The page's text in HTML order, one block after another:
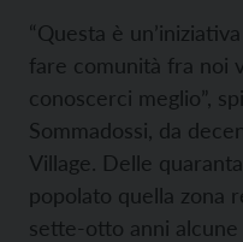
“Questa è
fare comunità fra noi
conoscerci meglio”,
Sommadossi, da
Village. Delle
popolato quella zona
sette-otto anni alcune